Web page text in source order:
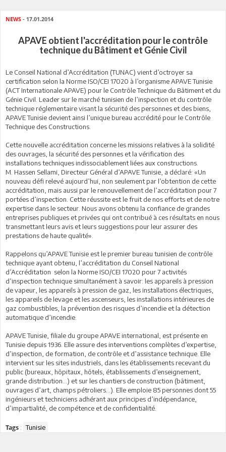
NEWS - 17.01.2014
APAVE obtient l'accréditation pour le contrôle
technique du Bâtiment et Génie Civil
Le Conseil National d’Accréditation (TUNAC) vient d’octroyer sa
certification selon la Norme ISO/CEI 17020 à l’organisme APAVE Tunisie
(ACT Internationale APAVE) pour le Contrôle Technique du Bâtiment et du
Génie Civil. Leader sur le marché tunisien de l’inspection et du contrôle
technique réglementaire visant la sécurité des personnes et des biens,
APAVE Tunisie devient ainsi l’unique bureau accrédité pour le Contrôle
Technique des Constructions.
Cette nouvelle accréditation concerne les missions relatives à la solidité
des ouvrages, la sécurité des personnes et la vérification des
installations techniques indissociablement liées aux constructions.
M. Hassen Sellami, Directeur Général d’APAVE Tunisie, a déclaré: «Un
nouveau défi relevé aujourd’hui, non seulement par l’obtention de cette
accréditation, mais aussi par le renouvellement de l’accréditation pour 7
portées d’inspection. Cette réussite est le fruit de nos efforts et de notre
expertise dans le secteur. Nous avons obtenu la confiance de grandes
entreprises publiques et privées qui ont contribué à ces résultats en nous
transmettant leurs avis et leurs suggestions pour leur assurer des
prestations de haute qualité».
Rappelons qu’APAVE Tunisie est le premier bureau tunisien de contrôle
technique ayant obtenu, l’accréditation du Conseil National
d’Accréditation selon la Norme ISO/CEI 17020 pour 7 activités
d’inspection technique simultanément à savoir: les appareils à pression
de vapeur, les appareils à pression de gaz, les installations électriques,
les appareils de levage et les ascenseurs, les installations intérieures de
gaz combustibles, la prévention des risques d’incendie et la détection
automatique d’incendie.
APAVE Tunisie, filiale du groupe APAVE international, est présente en
Tunisie depuis 1936. Elle assure des interventions complètes d’expertise,
d’inspection, de formation, de contrôle et d’assistance technique. Elle
intervient sur les sites industriels, dans les établissements recevant du
public (bureaux, hôpitaux, hôtels, établissements d’enseignement,
grande distribution…) et sur les chantiers de construction (bâtiment,
ouvrages d’art, champs pétroliers…). Elle emploie 85 personnes dont 55
ingénieurs et techniciens adhérant aux principes d’indépendance,
d’impartialité, de compétence et de confidentialité.
Tags : Tunisie